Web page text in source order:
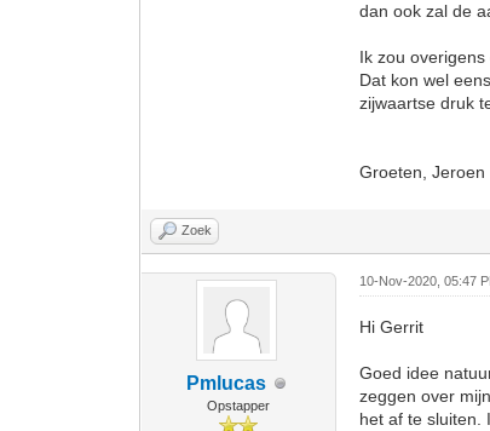
dan ook zal de
Ik zou
Dat kon wel
zijwaartse druk
Groeten, Jeroen
Zoek
Pmlucas
Opstapper
10-Nov-2020, 05:47
Hi Gerrit
Goed idee
zeggen over
het af te sluiten.